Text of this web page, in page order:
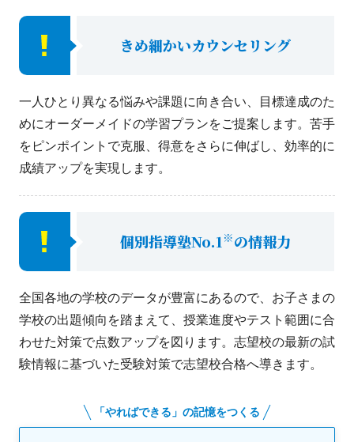
きめ細かいカウンセリング
一人ひとり異なる悩みや課題に向き合い、目標達成のた
めにオーダーメイドの学習プランをご提案します。苦手
をピンポイントで克服、得意をさらに伸ばし、効率的に
成績アップを実現します。
個別指導塾No.1 ※の情報力
全国各地の学校のデータが豊富にあるので、お子さまの
学校の出題傾向を踏まえて、授業進度やテスト範囲に合
わせた対策で点数アップを図ります。志望校の最新の試
験情報に基づいた受験対策で志望校合格へ導きます。
「やればできる」の記憶をつくる